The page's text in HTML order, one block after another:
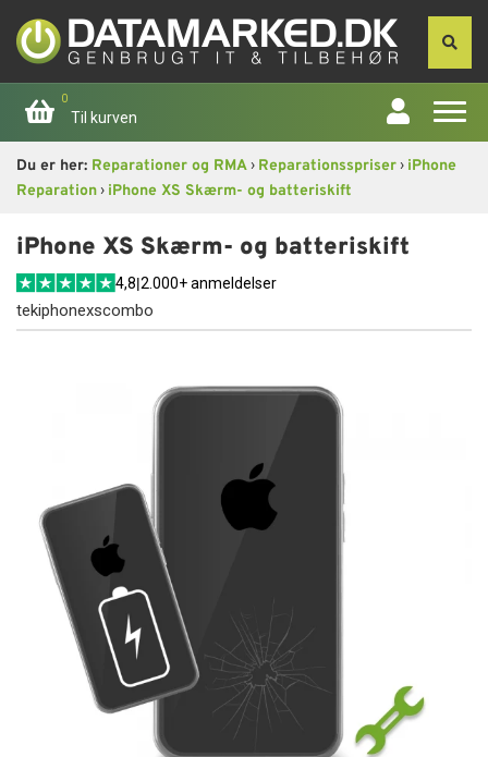
0
Til kurven
Forside
Apple
Computer
Tilbehør
Reparationer og RMA
Reservedele
B2B-Opkøb
>>BACK-2-SCHOOL<<
Du er her: Reparationer og RMA› Reparationsspriser› iPhone
Reparation› iPhone XS Skærm- og batteriskift
iPhone XS Skærm- og batteriskift
4,8|2.000+ anmeldelser
tekiphonexscombo